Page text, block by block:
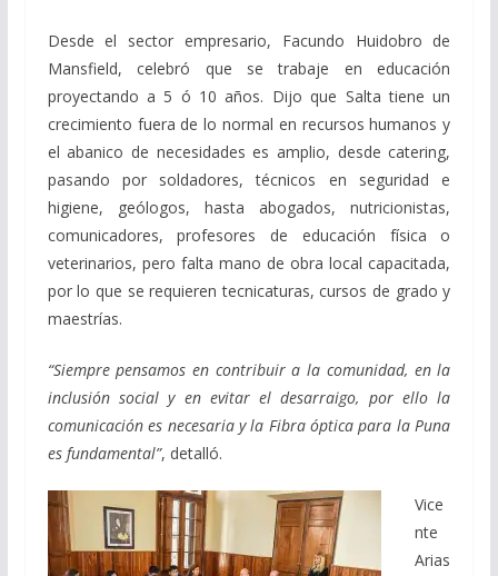
Desde el sector empresario, Facundo Huidobro de
Mansfield, celebró que se trabaje en educación
proyectando a 5 ó 10 años. Dijo que Salta tiene un
crecimiento fuera de lo normal en recursos humanos y
el abanico de necesidades es amplio, desde catering,
pasando por soldadores, técnicos en seguridad e
higiene, geólogos, hasta abogados, nutricionistas,
comunicadores, profesores de educación física o
veterinarios, pero falta mano de obra local capacitada,
por lo que se requieren tecnicaturas, cursos de grado y
maestrías.
“Siempre pensamos en contribuir a la comunidad, en la
inclusión social y en evitar el desarraigo, por ello la
comunicación es necesaria y la Fibra óptica para la Puna
es fundamental”, detalló.
Vice
nte
Arias